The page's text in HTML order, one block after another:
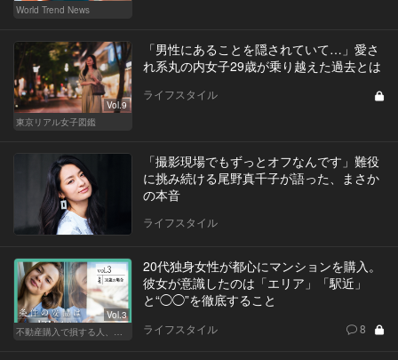
World Trend News
Vol.9
東京リアル女子図鑑
「男性にあることを隠されていて…」愛さ
れ系丸の内女子29歳が乗り越えた過去とは
ライフスタイル
「撮影現場でもずっとオフなんです」難役
に挑み続ける尾野真千子が語った、まさか
の本音
ライフスタイル
Vol.3
20代独身女性が都心にマンションを購入。
彼女が意識したのは「エリア」「駅近」
と“◯◯”を徹底すること
ライフスタイル 8